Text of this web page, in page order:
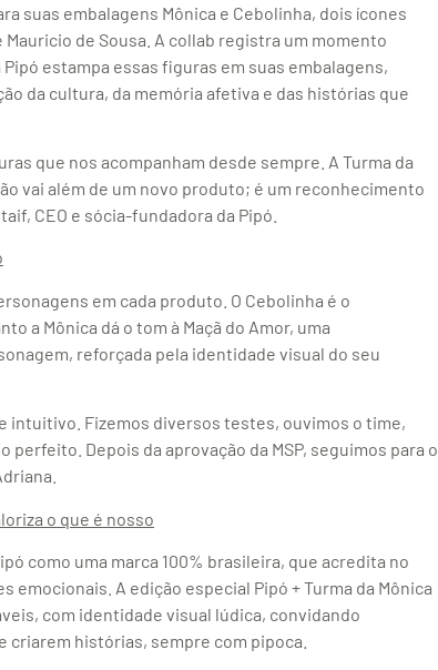
suas embalagens Mônica e Cebolinha, dois ícones
de Sousa. A collab registra um momento
estampa essas figuras em suas embalagens,
da cultura, da memória afetiva e das histórias que
que nos acompanham desde sempre. A Turma da
vai além de um novo produto; é um reconhecimento
CEO e sócia-fundadora da Pipó.
em cada produto. O Cebolinha é o
a Mônica dá o tom à Maçã do Amor, uma
reforçada pela identidade visual do seu
intuitivo. Fizemos diversos testes, ouvimos o time,
Depois da aprovação da MSP, seguimos para o
o que é nosso
como uma marca 100% brasileira, que acredita no
emocionais. A edição especial Pipó + Turma da Mônica
com identidade visual lúdica, convidando
histórias, sempre com pipoca.